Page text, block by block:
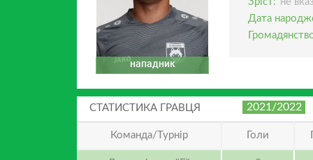
нападник
Дата
СТАТИСТИКА ГРАВЦЯ 2021/2022
Команда/Турнір Голи